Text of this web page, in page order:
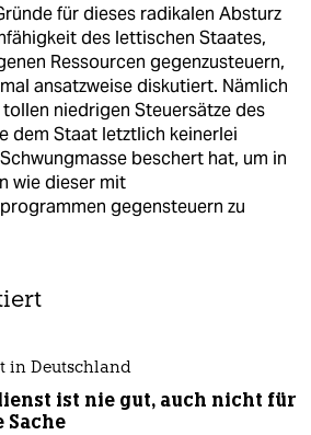
für dieses radikalen Absturz
des lettischen Staates,
Ressourcen gegenzusteuern,
ansatzweise diskutiert. Nämlich
niedrigen Steuersätze des
dem Staat letztlich keinerlei
beschert hat, um in
wie dieser mit
gegensteuern zu
in Deutschland
ist nie gut, auch nicht für
Sache